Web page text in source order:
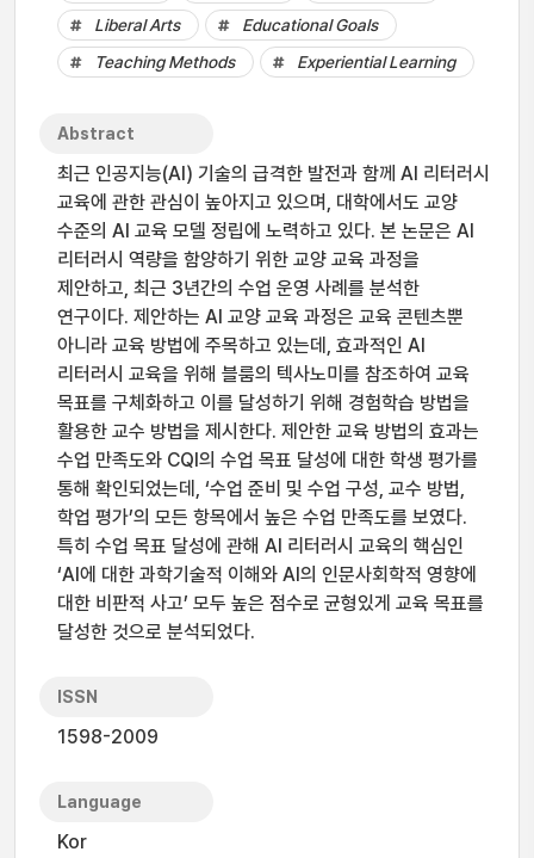
Liberal Arts
Educational Goals
Teaching Methods
Experiential Learning
Abstract
최근 인공지능(AI) 기술의 급격한 발전과 함께 AI 리터러시
교육에 관한 관심이 높아지고 있으며, 대학에서도 교양
수준의 AI 교육 모델 정립에 노력하고 있다. 본 논문은 AI
리터러시 역량을 함양하기 위한 교양 교육 과정을
제안하고, 최근 3년간의 수업 운영 사례를 분석한
연구이다. 제안하는 AI 교양 교육 과정은 교육 콘텐츠뿐
아니라 교육 방법에 주목하고 있는데, 효과적인 AI
리터러시 교육을 위해 블룸의 텍사노미를 참조하여 교육
목표를 구체화하고 이를 달성하기 위해 경험학습 방법을
활용한 교수 방법을 제시한다. 제안한 교육 방법의 효과는
수업 만족도와 CQI의 수업 목표 달성에 대한 학생 평가를
통해 확인되었는데, ‘수업 준비 및 수업 구성, 교수 방법,
학업 평가’의 모든 항목에서 높은 수업 만족도를 보였다.
특히 수업 목표 달성에 관해 AI 리터러시 교육의 핵심인
‘AI에 대한 과학기술적 이해와 AI의 인문사회학적 영향에
대한 비판적 사고’ 모두 높은 점수로 균형있게 교육 목표를
달성한 것으로 분석되었다.
ISSN
1598-2009
Language
Kor